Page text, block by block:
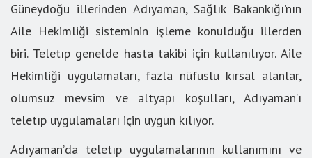
Güneydoğu illerinden Adıyaman, Sağlık Bakankığı’nın
Aile Hekimliği sisteminin işleme konulduğu illerden
biri. Teletıp genelde hasta takibi için kullanılıyor. Aile
Hekimliği uygulamaları, fazla nüfuslu kırsal alanlar,
olumsuz mevsim ve altyapı koşulları, Adıyaman’ı
teletıp uygulamaları için uygun kılıyor.
Adıyaman’da teletıp uygulamalarının kullanımını ve